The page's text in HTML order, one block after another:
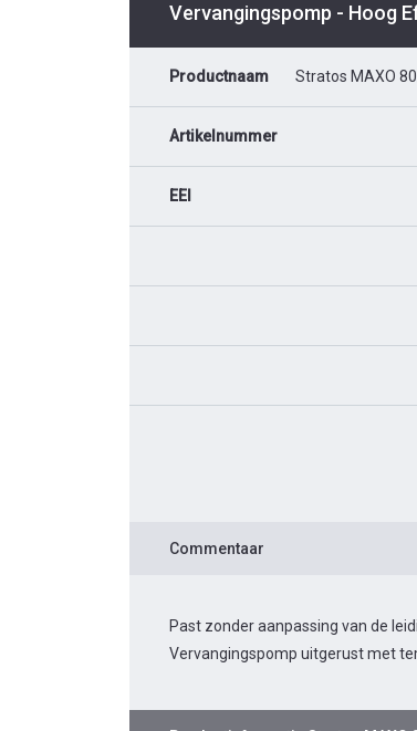
Vervangingspomp - Hoog
Productnaam Stratos MAXO
Artikelnummer
EEI
Commentaar
Past zonder aanpassing van de
Vervangingspomp uitgerust met